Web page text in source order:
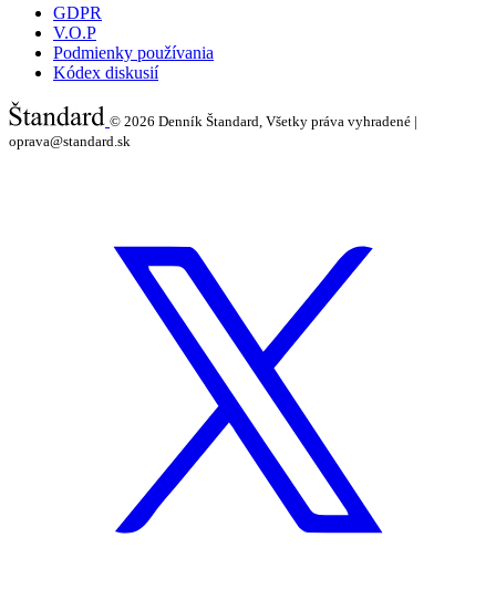
GDPR
V.O.P
Podmienky používania
Kódex diskusií
© 2026 Denník Štandard, Všetky práva vyhradené |
oprava@standard.sk